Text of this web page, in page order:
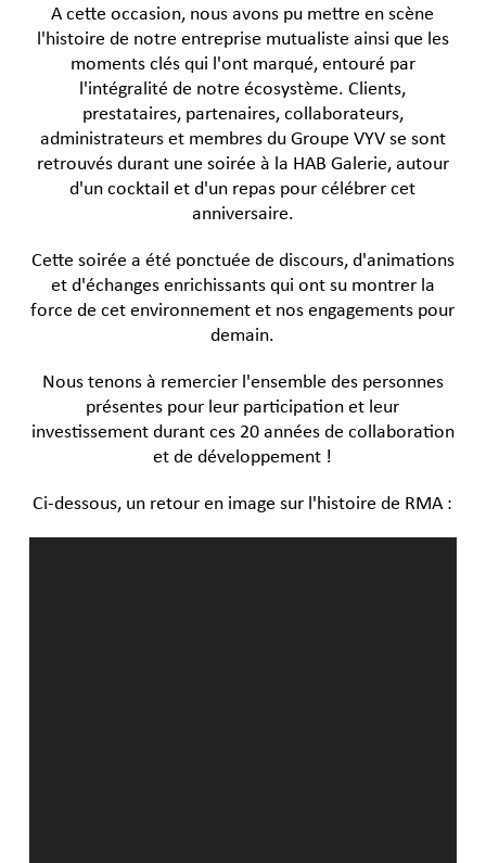
A cette occasion, nous avons pu mettre en scène
l'histoire de notre entreprise mutualiste ainsi que les
moments clés qui l'ont marqué, entouré par
l'intégralité de notre écosystème. Clients,
prestataires, partenaires, collaborateurs,
administrateurs et membres du Groupe VYV se sont
retrouvés durant une soirée à la HAB Galerie, autour
d'un cocktail et d'un repas pour célébrer cet
anniversaire.
Cette soirée a été ponctuée de discours, d'animations
et d'échanges enrichissants qui ont su montrer la
force de cet environnement et nos engagements pour
demain.
Nous tenons à remercier l'ensemble des personnes
présentes pour leur participation et leur
investissement durant ces 20 années de collaboration
et de développement !
Ci-dessous, un retour en image sur l'histoire de RMA :